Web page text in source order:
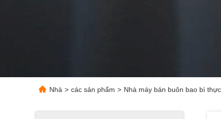
Nhà > các sản phẩm > Nhà máy bán buôn bao bì